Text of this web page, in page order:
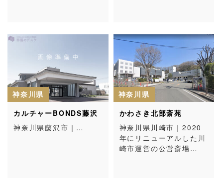
神奈川県
カルチャーBONDS藤沢
神奈川県藤沢市｜…
神奈川県
かわさき北部斎苑
神奈川県川崎市｜2020
年にリニューアルした川
崎市運営の公営斎場…